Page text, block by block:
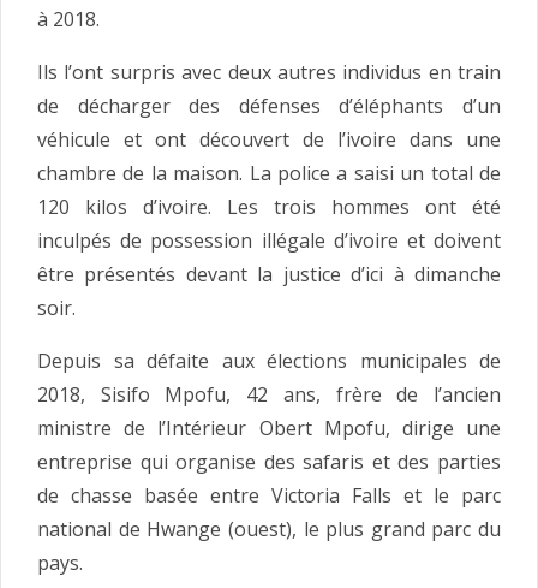
à 2018.
Ils l’ont surpris avec deux autres individus en train
de décharger des défenses d’éléphants d’un
véhicule et ont découvert de l’ivoire dans une
chambre de la maison. La police a saisi un total de
120 kilos d’ivoire. Les trois hommes ont été
inculpés de possession illégale d’ivoire et doivent
être présentés devant la justice d’ici à dimanche
soir.
Depuis sa défaite aux élections municipales de
2018, Sisifo Mpofu, 42 ans, frère de l’ancien
ministre de l’Intérieur Obert Mpofu, dirige une
entreprise qui organise des safaris et des parties
de chasse basée entre Victoria Falls et le parc
national de Hwange (ouest), le plus grand parc du
pays.